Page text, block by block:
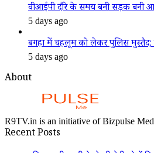
वीआईपी दौरे के समय बनी सड़क बनी
5 days ago
बगहा में चहलूम को लेकर पुलिस मुस्तैद:
5 days ago
About
R9TV.in is an initiative of Bizpulse
Recent Posts